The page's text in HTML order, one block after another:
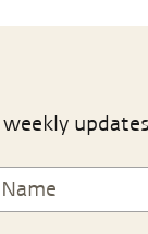
weekly